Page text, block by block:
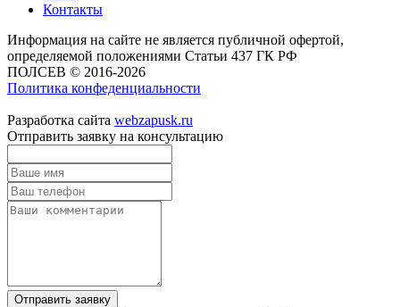
Контакты
Информация на сайте не является публичной офертой,
определяемой положениями Статьи 437 ГК РФ
ПОЛСЕВ © 2016-2026
Политика конфеденциальности
Разработка сайта webzapusk.ru
Отправить заявку на консультацию
Отправить заявку